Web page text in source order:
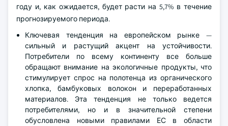
году и, как ожидается, будет расти на 5,7% в течение
прогнозируемого периода.
Ключевая тенденция на европейском рынке —
сильный и растущий акцент на устойчивости.
Потребители по всему континенту все больше
обращают внимание на экологичные продукты, что
стимулирует спрос на полотенца из органического
хлопка, бамбуковых волокон и переработанных
материалов. Эта тенденция не только ведется
потребителями, но и в значительной степени
обусловлена новыми правилами ЕС в области